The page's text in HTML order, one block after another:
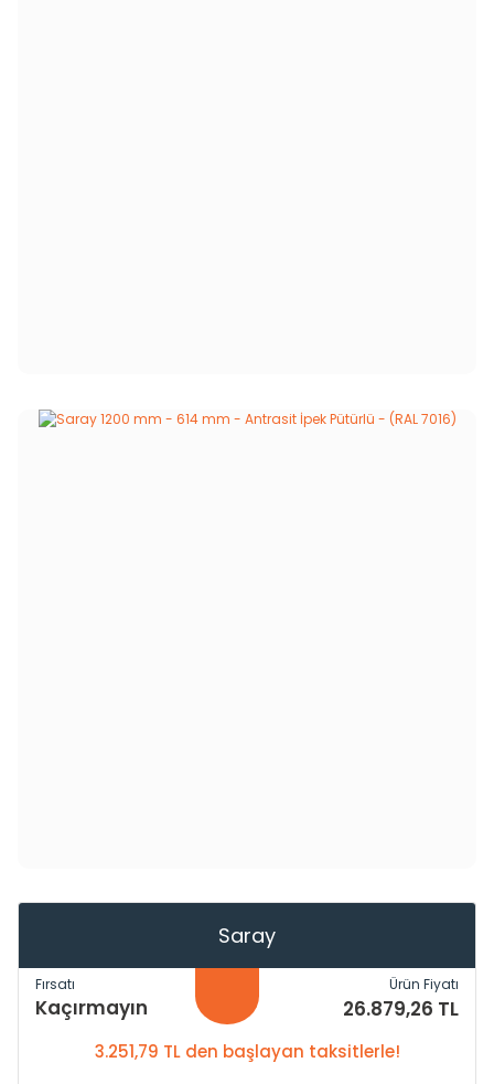
Saray
Fırsatı
Kaçırmayın
Ürün Fiyatı
26.879,26 TL
3.251,79 TL den başlayan taksitlerle!